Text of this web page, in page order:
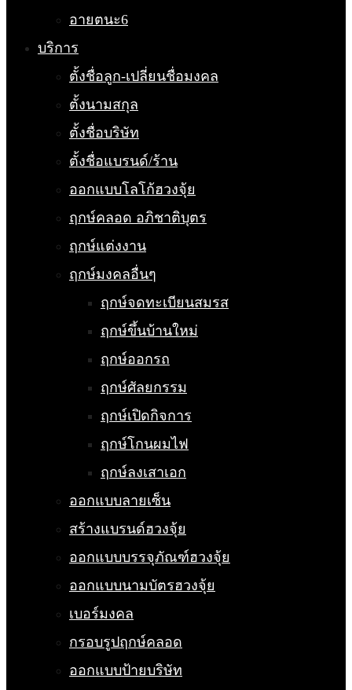
อายตนะ6
บริการ
ตั้งชื่อลูก-เปลี่ยนชื่อมงคล
ตั้งนามสกุล
ตั้งชื่อบริษัท
ตั้งชื่อแบรนด์/ร้าน
ออกแบบโลโก้ฮวงจุ้ย
ฤกษ์คลอด อภิชาติบุตร
ฤกษ์แต่งงาน
ฤกษ์มงคลอื่นๆ
ฤกษ์จดทะเบียนสมรส
ฤกษ์ขึ้นบ้านใหม่
ฤกษ์ออกรถ
ฤกษ์ศัลยกรรม
ฤกษ์เปิดกิจการ
ฤกษ์โกนผมไฟ
ฤกษ์ลงเสาเอก
ออกแบบลายเซ็น
สร้างแบรนด์ฮวงจุ้ย
ออกแบบบรรจุภัณฑ์ฮวงจุ้ย
ออกแบบนามบัตรฮวงจุ้ย
เบอร์มงคล
กรอบรูปฤกษ์คลอด
ออกแบบป้ายบริษัท